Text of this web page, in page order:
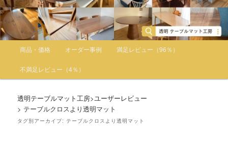
メインメニュー
メインコンテンツへ移動
サブコンテンツへ移動
商品・価格 オーダー事例 満足レビュー（96％）
不満足レビュー（4％）
透明テーブルマット工房>ユーザーレビュー
> テーブルクロスより透明マット
タグ別アーカイブ: テーブルクロスより透明マット